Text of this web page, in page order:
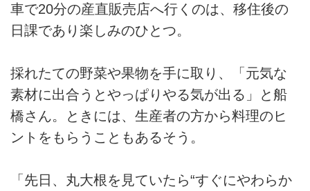
車で20分の産直販売店へ行くのは、移住後の
日課であり楽しみのひとつ。
採れたての野菜や果物を手に取り、「元気な
素材に出合うとやっぱりやる気が出る」と船
橋さん。ときには、生産者の方から料理のヒ
ントをもらうこともあるそう。
「先日、丸大根を見ていたら“すぐにやわらか